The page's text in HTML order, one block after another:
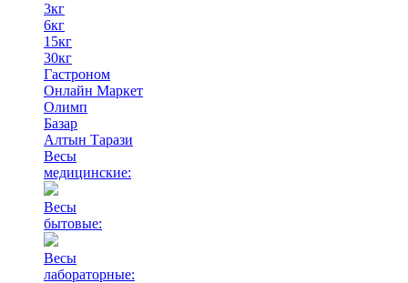
3кг
6кг
15кг
30кг
Гастроном
Онлайн Маркет
Олимп
Базар
Алтын Тарази
Весы
медицинские:
Весы
бытовые:
Весы
лабораторные: